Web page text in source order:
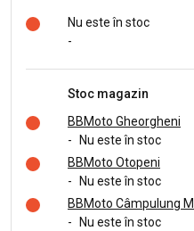
Nu este în stoc
-
Stoc magazin
BBMoto Gheorgheni
- Nu este în stoc
BBMoto Otopeni
- Nu este în stoc
BBMoto Câmpulung M.
- Nu este în stoc